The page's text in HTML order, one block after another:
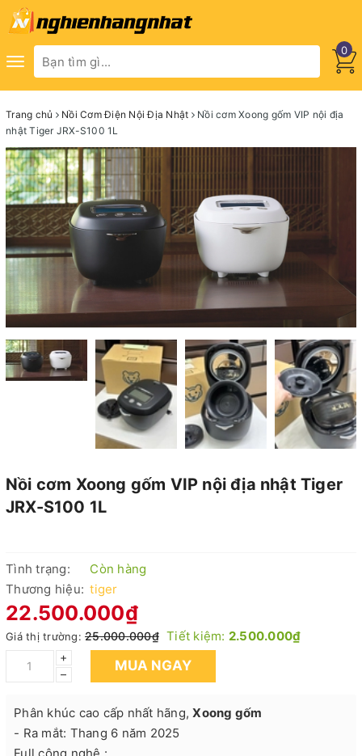
Toggle
0
Trang chủ Nồi Cơm Điện Nội Địa Nhật
Nồi cơm Xoong gốm VIP nội địa
nhật Tiger JRX-S100 1L
Nồi cơm Xoong gốm VIP nội địa nhật Tiger
JRX-S100 1L
Tình trạng:
Còn hàng
Thương hiệu: tiger
22.500.000₫
Giá thị trường: 25.000.000₫ Tiết kiệm: 2.500.000₫
+
–
MUA NGAY
Phân khúc cao cấp nhất hãng,Xoong gốm
- Ra mắt: Thang 6 năm 2025
Full công nghệ :